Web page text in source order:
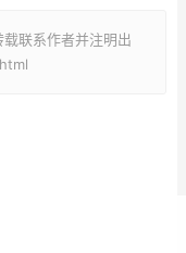
联系作者并注明出